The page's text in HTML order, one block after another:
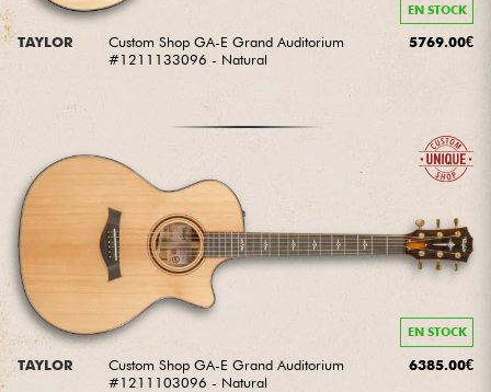
EN STOCK
TAYLOR
Custom Shop GA-E Grand Auditorium
#1211133096 - Natural
5769.00€
EN STOCK
TAYLOR
Custom Shop GA-E Grand Auditorium
#1211103096 - Natural
6385.00€